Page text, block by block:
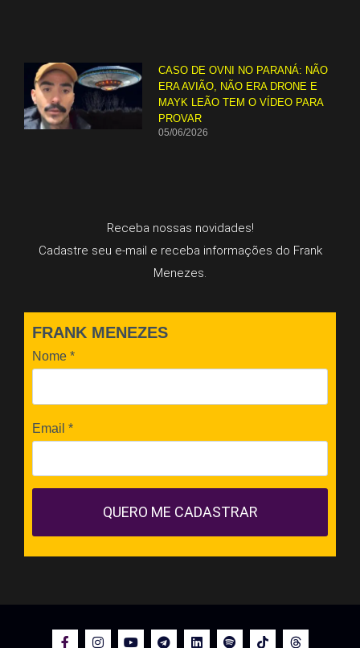
CASO DE OVNI NO PARANÁ: NÃO
ERA AVIÃO, NÃO ERA DRONE E
MAYK LEÃO TEM O VÍDEO PARA
PROVAR
05/06/2026
Receba nossas novidades!
Cadastre seu e-mail e receba informações do Frank
Menezes.
FRANK MENEZES
Nome *
Email *
QUERO ME CADASTRAR